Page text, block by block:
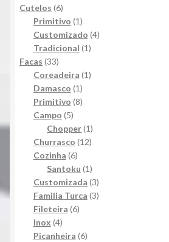
Cutelos 66
produtos
Primitivo 11
produto
Customizado 44
Tradicional 11
Facas 3333
produtos
Coreadeira 11
Damasco 11
produto
Primitivo 88
Campo 55
produtos
Chopper 11
produto
Churrasco 1212
Cozinha 66
produtos
Santoku 11
produto
Customizada 33
produtos
Familia Turca 33
Fileteira 66
Inox 44
produtos
Picanheira 66